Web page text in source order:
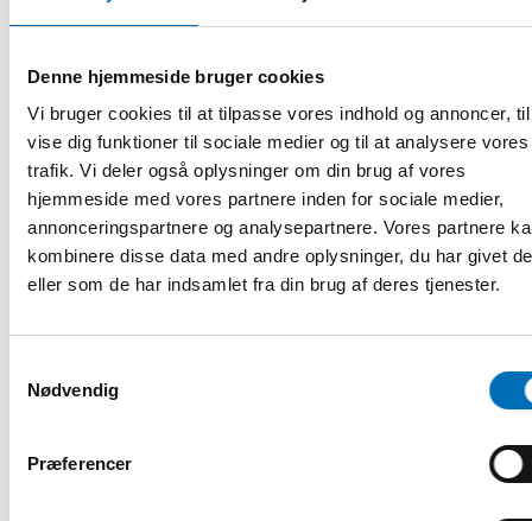
Denne hjemmeside bruger cookies
Vi bruger cookies til at tilpasse vores indhold og annoncer,
vise dig funktioner til sociale medier og til at analysere vores
trafik. Vi deler også oplysninger om din brug af vores
hjemmeside med vores partnere inden for sociale medier,
annonceringspartnere og analysepartnere. Vores partnere
kombinere disse data med andre oplysninger, du har givet
eller som de har indsamlet fra din brug af deres tjenester.
Nødvendig
Præferencer
och som vi bör dra nytta av så att flera får möjligheten att
Läs mer om Framtidens arbetsliv – teknik och digitalisering
för ökad inkludering